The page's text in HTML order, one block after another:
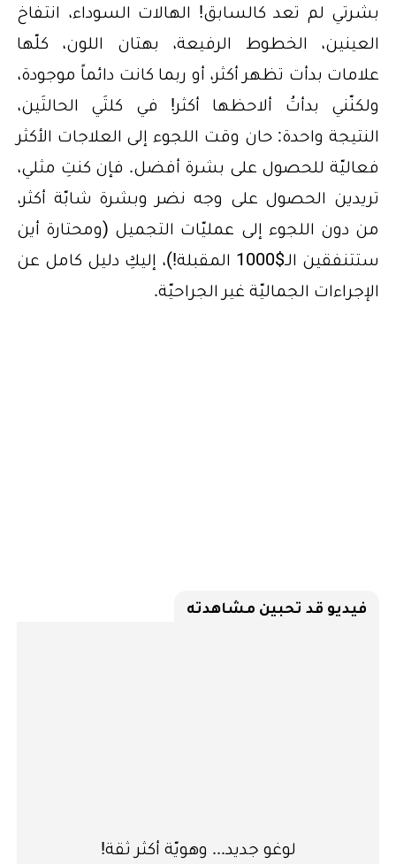
بشرتي لم تعد كالسابق! الهالات السوداء، انتفاخ
العينين، الخطوط الرفيعة، بهتان اللون، كلّها
علامات بدأت تظهر أكثر، أو ربما كانت دائماً موجودة،
ولكنّني بدأتُ ألاحظها أكثر! في كلتَي الحالتَين،
النتيجة واحدة: حان وقت اللجوء إلى العلاجات الأكثر
فعاليّة للحصول على بشرة أفضل. فإن كنتِ مثلي،
تريدين الحصول على وجه نضر وبشرة شابّة أكثر،
من دون اللجوء إلى عمليّات التجميل (ومحتارة أين
ستتنفقين الـ$1000 المقبلة!)، إليكِ دليل كامل عن
الإجراءات الجماليّة غير الجراحيّة.
فيديو قد تحبين مشاهدته
لوغو جديد... وهويّة أكثر ثقة!